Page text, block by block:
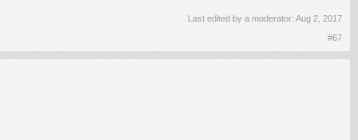
Last edited by a moderator: Aug 2, 2017
#67